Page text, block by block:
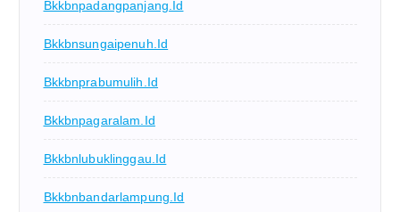
Bkkbnpadangpanjang.id
Bkkbnsungaipenuh.id
Bkkbnprabumulih.id
Bkkbnpagaralam.id
Bkkbnlubuklinggau.id
Bkkbnbandarlampung.id